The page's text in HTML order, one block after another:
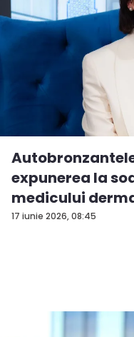
17 iunie 2026, 08:45
expunerea la
medicului
-...